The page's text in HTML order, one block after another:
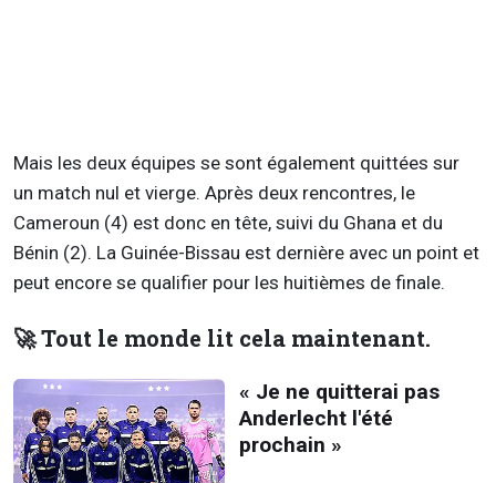
Mais les deux équipes se sont également quittées sur
un match nul et vierge. Après deux rencontres, le
Cameroun (4) est donc en tête, suivi du Ghana et du
Bénin (2). La Guinée-Bissau est dernière avec un point et
peut encore se qualifier pour les huitièmes de finale.
🚀 Tout le monde lit cela maintenant.
« Je ne quitterai pas
Anderlecht l'été
prochain »